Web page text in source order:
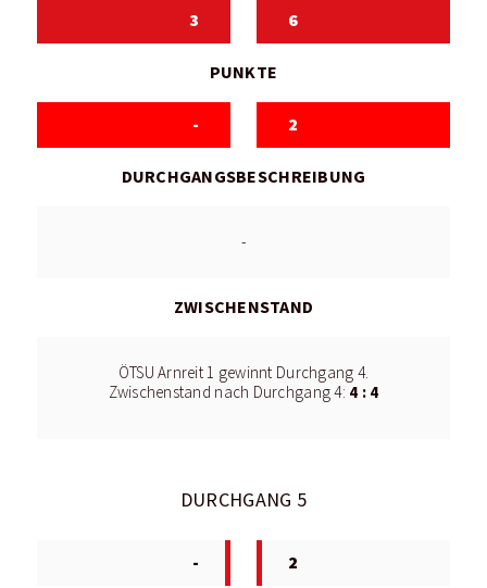
3 6
PUNKTE
- 2
DURCHGANGSBESCHREIBUNG
-
ZWISCHENSTAND
ÖTSU Arnreit 1 gewinnt Durchgang 4.
Zwischenstand nach Durchgang 4: 4 : 4
DURCHGANG 5
- 2